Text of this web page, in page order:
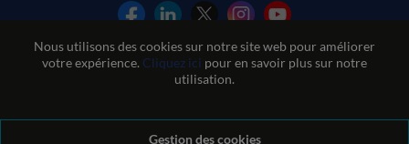
Nous utilisons des cookies sur notre site web pour améliorer
votre expérience. Cliquez ici pour en savoir plus sur notre
utilisation.
Gestion des cookies
Conditions générales de vente